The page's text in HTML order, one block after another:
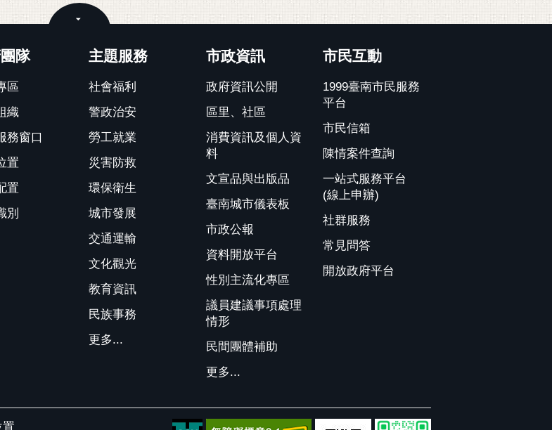
隊
區
織
務窗口
置
置
別
主題服務
社會福利
警政治安
勞工就業
災害防救
環保衛生
城市發展
交通運輸
文化觀光
教育資訊
民族事務
更多...
市政資訊
政府資訊公開
區里、社區
消費資訊及個人資
料
文宣品與出版品
臺南城市儀表板
市政公報
資料開放平台
性別主流化專區
議員建議事項處理
情形
民間團體補助
更多...
市民互動
1999臺南市民服務
平台
市民信箱
陳情案件查詢
一站式服務平台
(線上申辦)
社群服務
常見問答
開放政府平台